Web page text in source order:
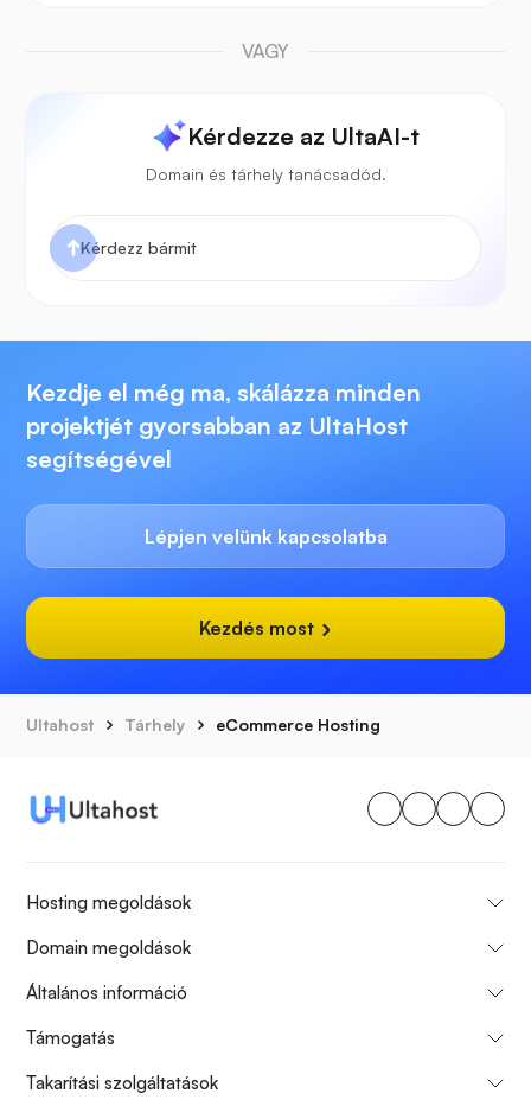
VAGY
Kérdezze az UltaAI-t
Domain és tárhely tanácsadód.
Kezdje el még ma, skálázza minden
projektjét gyorsabban az UltaHost
segítségével
Lépjen velünk kapcsolatba
Kezdés most
Ultahost Tárhely eCommerce Hosting
Hosting megoldások
Domain megoldások
Általános információ
Támogatás
Takarítási szolgáltatások